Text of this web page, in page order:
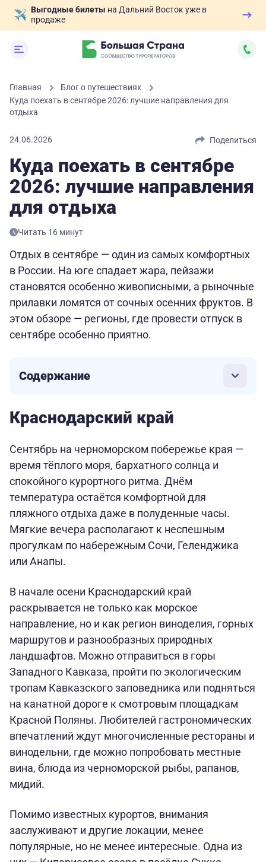
Выгодные билеты на Дальний Восток уже в
продаже
Главная
Блог о путешествиях
Куда поехать в сентябре 2026: лучшие направления для
отдыха
24.06.2026 Поделиться
Куда поехать в сентябре
2026: лучшие направления
для отдыха
Читать 16 минут
Отдых в сентябре — один из самых комфортных
в России. На юге спадает жара, пейзажи
становятся особенно живописными, а рыночные
прилавки ломятся от сочных осенних фруктов. В
этом обзоре — регионы, где провести отпуск в
сентябре особенно приятно.
Содержание
Краснодарский край
Сентябрь на черноморском побережье края —
время тёплого моря, бархатного солнца и
спокойного курортного ритма. Днём
температура остаётся комфортной для
пляжного отдыха даже в полуденные часы.
Мягкие вечера располагают к неспешным
прогулкам по набережным Сочи, Геленджика
или Анапы.
В начале осени Краснодарский край
раскрывается не только как морское
направление, но и как регион виноделия, горных
маршрутов и разнообразных природных
ландшафтов. Можно отправиться в горы
Западного Кавказа, пройти по экологическим
тропам Кавказского заповедника или подняться
на канатной дороге к смотровым площадкам
Красной Поляны. Любителей гастрономических
впечатлений ждут многочисленные рестораны и
винодельни, где можно попробовать местные
вина, блюда из черноморской рыбы, рапанов,
мидий.
Помимо известных курортов, внимания
заслуживают и другие локации, менее
популярные, но не менее интересные. Одна из